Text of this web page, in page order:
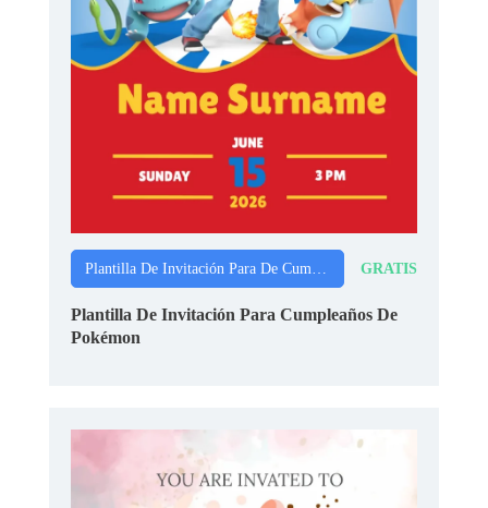
Plantilla De Invitación Para De Cumpleaños GRATIS
Plantilla De Invitación Para Cumpleaños De
Pokémon